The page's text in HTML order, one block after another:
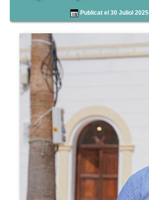
Publicat el 30 Juliol 2025